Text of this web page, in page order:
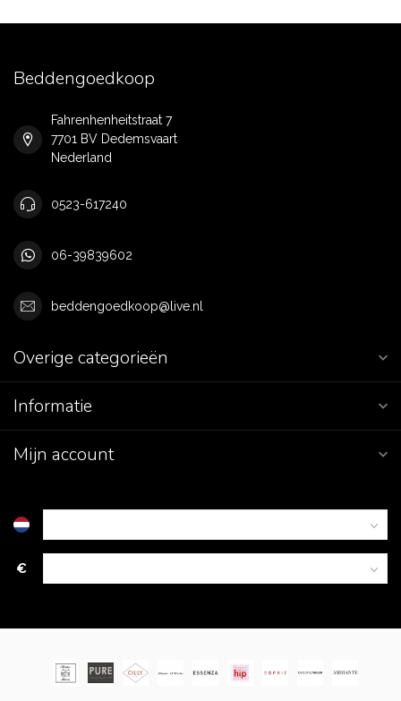
Beddengoedkoop
Fahrenhenheitstraat 7
7701 BV Dedemsvaart
Nederland
0523-617240
06-39839602
beddengoedkoop@live.nl
Overige categorieën
Informatie
Mijn account
€